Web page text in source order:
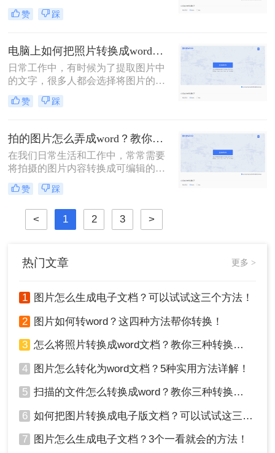
编辑、修改和分享。那么流程图片怎
么转换成word呢？本文将为你介绍三
法，帮助你更高效地完成这一任务。
赞 踩
电脑上如何把照片转换成word文档？转换图片为Word文档的二大妙招！
日常工作中，有时候为了提取图片中
的文字，很多人都会选择将图片的内
容一个字一个字的录入到Word中，费
时费力不说，还总容易出错。其实想
还是有很多快速且好用的方法的，今
天就来教大家电脑上如何把照片转换
成word文档。
赞 踩
拍的图片怎么弄成word？教你三招快速转换！
在我们日常生活和工作中，常常需要
将拍摄的图片内容转换成可编辑的
Word文档。无论是为了提取图片中的
文字信息，还是为了将图片作为文档
的一部分进行编辑，掌握图片转Word
的技巧都显得尤为重要。那么拍的图
片怎么弄成word呢？本文将介绍三种
作。
赞 踩
< 1 2 3 >
热门文章 更多 >
1 图片怎么生成电子文档？可以试试这三个方法！
2 图片如何转word？这四种方法帮你转换！
3 怎么将照片转换成word文档？教你三种转换方法！
4 图片怎么转化为word文档？5种实用方法详解！
5 扫描的文件怎么转换成word？教你三种转换方法！
6 如何把图片转换成电子版文档？可以试试这三个方法！
7 图片怎么生成电子文档？3个一看就会的方法！